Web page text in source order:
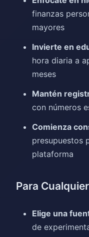
finanzas
mayores
Invierte en
hora diaria a
meses
Mantén
con números
Comienza
presupuestos
plataforma
Para
Elige una
de